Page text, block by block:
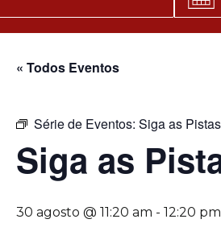
« Todos Eventos
Série de Eventos: Siga as Pistas
Siga as
30 agosto @ 11:20 am - 12:20 pm